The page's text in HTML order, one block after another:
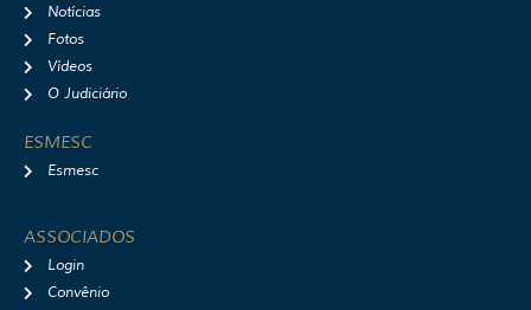
Notícias
Fotos
Vídeos
O Judiciário
ESMESC
Esmesc
ASSOCIADOS
Login
Convênio